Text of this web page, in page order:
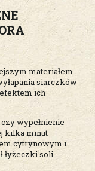
materiałem
siarczków
ich
wypełnienie
kilka minut
cytrynowym i
łyżeczki soli